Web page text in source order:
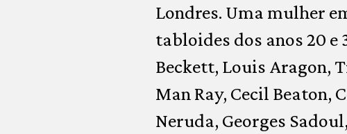
Londres. Uma mulher
tabloides dos anos 20 e
Beckett, Louis Aragon,
Man Ray, Cecil
Neruda, Georges